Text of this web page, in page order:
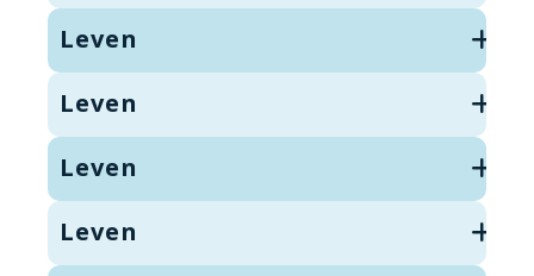
Leven
Leven
Leven
Leven